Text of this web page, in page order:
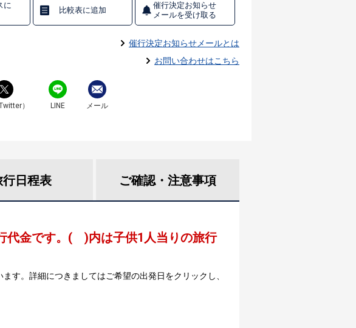
に
比較表に追加
催行決定お知らせ
メールを受け取る
催行決定お知らせメールとは
お問い合わせはこちら
） LINE メール
行日程表 ご確認・ 注意事項
金です。 ( )内は子供1人当りの旅行
す。詳細につきましてはご希望の出発日をクリックし、